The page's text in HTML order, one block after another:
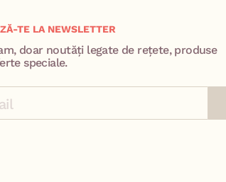
TE LA NEWSLETTER
doar noutăți legate de rețete, produse
speciale.